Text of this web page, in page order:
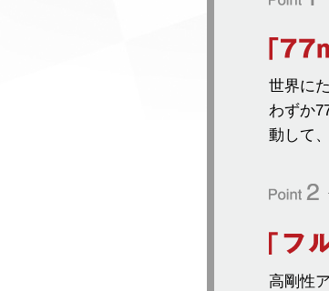
世界に
わずか
動して
高剛性